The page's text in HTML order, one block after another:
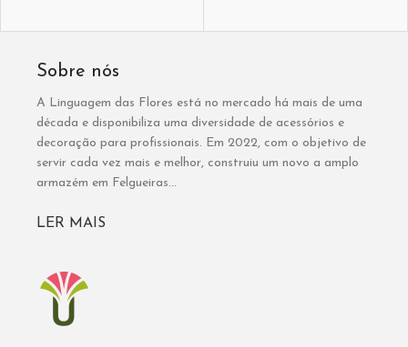
Sobre nós
A Linguagem das Flores está no mercado há mais de uma
década e disponibiliza uma diversidade de acessórios e
decoração para profissionais. Em 2022, com o objetivo de
servir cada vez mais e melhor, construiu um novo a amplo
armazém em Felgueiras...
LER MAIS